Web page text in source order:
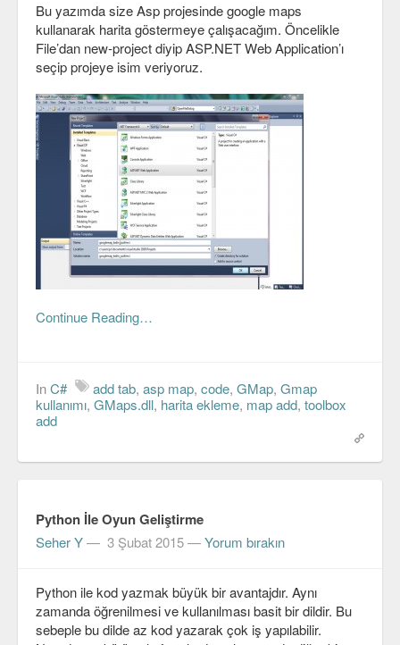
Bu yazımda size Asp projesinde google maps
kullanarak harita göstermeye çalışacağım. Öncelikle
File’dan new-project diyip ASP.NET Web Application’ı
seçip projeye isim veriyoruz.
Continue Reading…
InC# add tab, asp map, code, GMap, Gmap
kullanımı, GMaps.dll, harita ekleme, map add, toolbox
add
Python İle Oyun Geliştirme
Seher Y— 3 Şubat 2015—Yorum bırakın
Python ile kod yazmak büyük bir avantajdır. Aynı
zamanda öğrenilmesi ve kullanılması basit bir dildir. Bu
sebeple bu dilde az kod yazarak çok iş yapılabilir.